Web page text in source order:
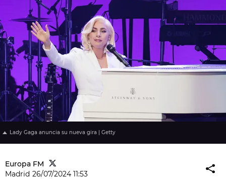
Lady Gaga anuncia su nueva gira | Getty
Europa FM
Madrid 26/07/2024 11:53